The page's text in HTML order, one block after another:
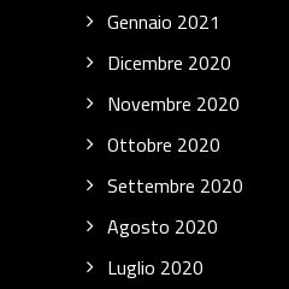
Gennaio 2021
Dicembre 2020
Novembre 2020
Ottobre 2020
Settembre 2020
Agosto 2020
Luglio 2020